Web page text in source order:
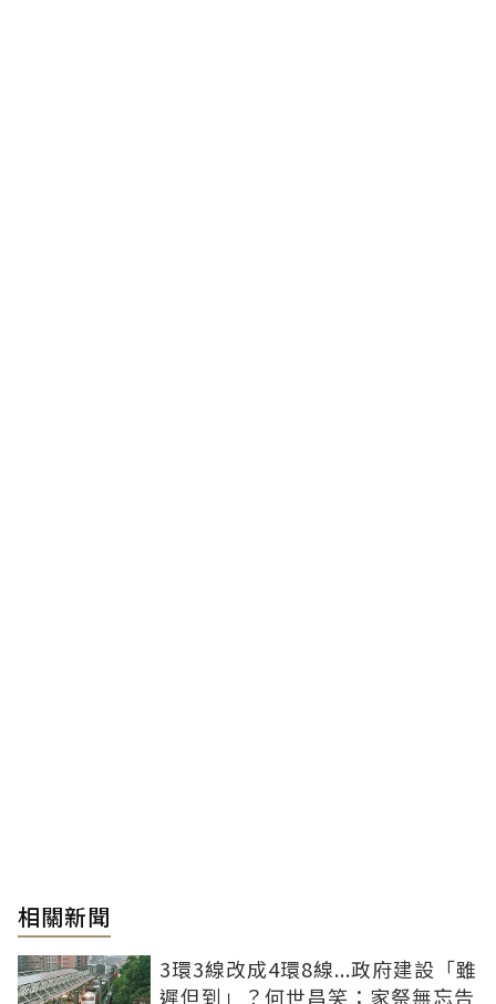
相關新聞
3環3線改成4環8線...政府建設「雖
遲但到」？何世昌笑：家祭無忘告